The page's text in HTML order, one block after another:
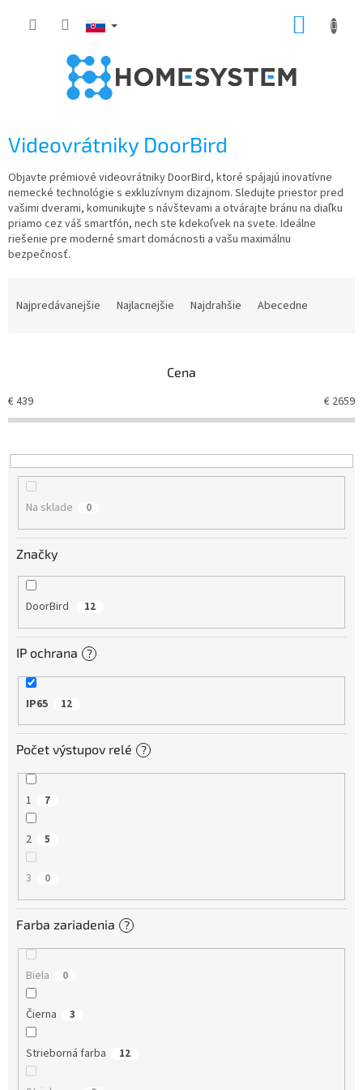
Videovrátniky DoorBird
Objavte prémiové videovrátniky DoorBird, ktoré spájajú inovatívne
nemecké technológie s exkluzívnym dizajnom. Sledujte priestor pred
vašimi dverami, komunikujte s návštevami a otvárajte bránu na diaľku
priamo cez váš smartfón, nech ste kdekoľvek na svete. Ideálne
riešenie pre moderné smart domácnosti a vašu maximálnu
bezpečnosť.
e
p
r
d
Najpredávanejšie Najlacnejšie Najdrahšie Abecedne
Cena
€439 € 2659
Na sklade 0
Značky
DoorBird 12
IP ochrana ?
IP65 12
Počet výstupov relé ?
1 7
2 5
3 0
Farba zariadenia ?
Biela 0
Čierna 3
Strieborná farba 12